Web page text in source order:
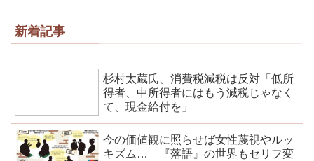
新着記事
杉村太蔵氏、消費税減税は反対「低所
得者、中所得者にはもう減税じゃなく
て、現金給付を」
今の価値観に照らせば女性蔑視やルッ
キズム… 『落語』の世界もセリフ変